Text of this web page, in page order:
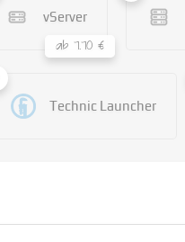
vServer
ab 7.70 €
Technic Launcher